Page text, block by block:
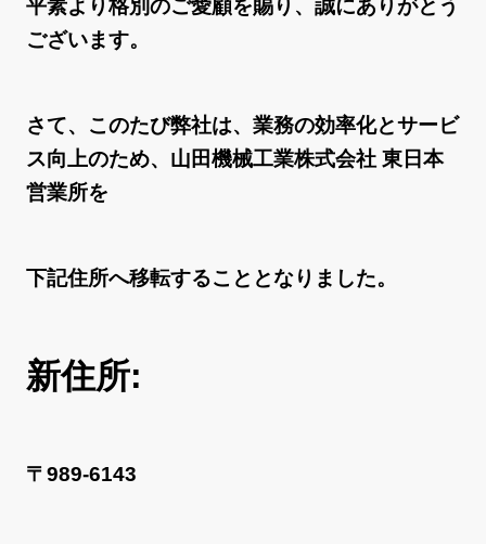
平素より格別のご愛顧を賜り、誠にありがとう
ございます。
さて、このたび弊社は、業務の効率化とサービ
ス向上のため、山田機械工業株式会社 東日本
営業所を
下記住所へ移転することとなりました。
新住所:
〒989-6143